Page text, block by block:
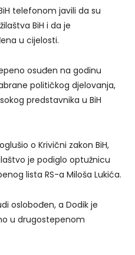
telefonom javili da su
BiH i da je
u cijelosti.
osuđen na godinu
političkog djelovanja,
predstavnika u BiH
o Krivični zakon BiH,
je podiglo optužnicu
lista RS-a Miloša Lukića.
oslobođen, a Dodik je
u drugostepenom